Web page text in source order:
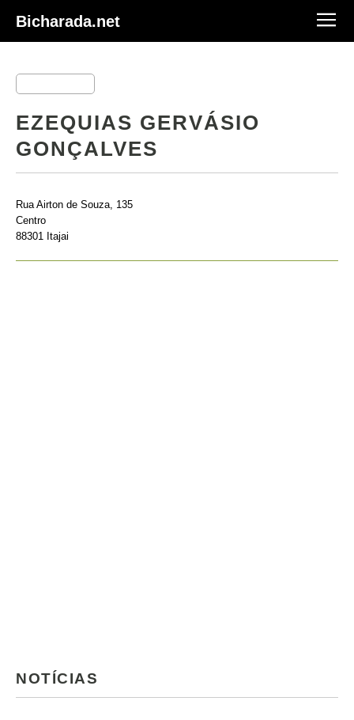
Bicharada.net
EZEQUIAS GERVÁSIO
GONÇALVES
Rua Airton de Souza, 135
Centro
88301 Itajai
NOTÍCIAS